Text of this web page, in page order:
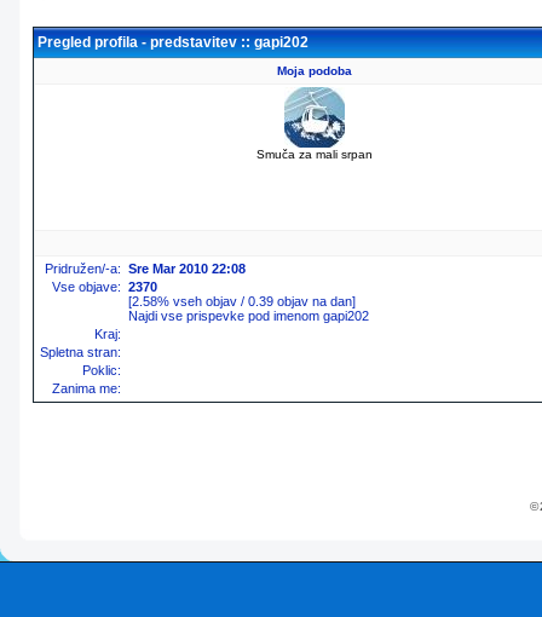
Pregled profila - predstavitev :: gapi202
Moja podoba
Smuča za mali srpan
Pridružen/-a: Sre Mar 2010 22:08
Vse objave: 2370
[2.58% vseh objav / 0.39 objav na dan]
Najdi vse prispevke pod imenom gapi202
Kraj:
Spletna stran:
Poklic:
Zanima me:
©